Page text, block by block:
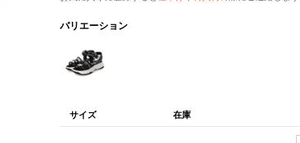
バリエーション
サイズ 在庫